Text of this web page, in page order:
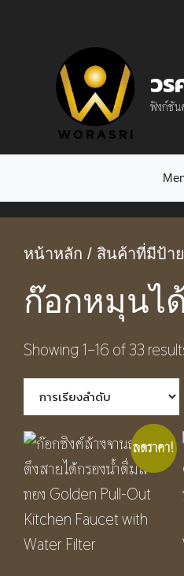
วร
ฟังก์ชัน
หน้าหลัก / สินค้าที่มีป้า
ก๊อกหมุนได้
Showing 1–16 of 33
ลดราคา!